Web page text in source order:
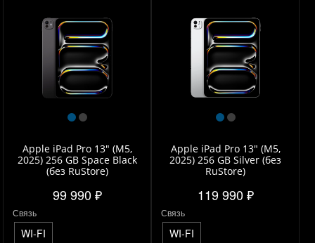
Apple iPad Pro 13" (M5,
2025) 256 GB Space Black
(без RuStore)
99 990 ₽
Связь
WI-FI
Apple iPad Pro 13" (M5,
2025) 256 GB Silver (без
RuStore)
119 990 ₽
Связь
WI-FI